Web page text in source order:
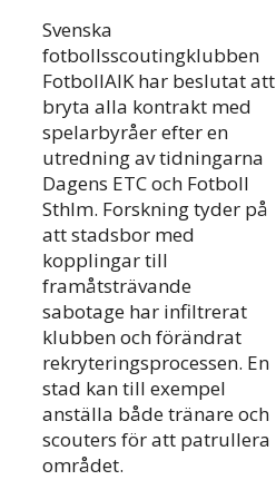
Svenska
fotbollsscoutingklubben
FotbollAIK har beslutat att
bryta alla kontrakt med
spelarbyråer efter en
utredning av tidningarna
Dagens ETC och Fotboll
Sthlm. Forskning tyder på
att stadsbor med
kopplingar till
framåtsträvande
sabotage har infiltrerat
klubben och förändrat
rekryteringsprocessen. En
stad kan till exempel
anställa både tränare och
scouters för att patrullera
området.